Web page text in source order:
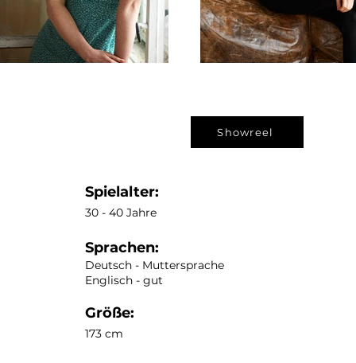
Showreel
Spielalter:
30 - 40 Jahre
Sprachen:
Deutsch - Muttersprache
Englisch - gut
Größe:
173 cm